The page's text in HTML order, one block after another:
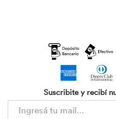
Suscribite y recibí